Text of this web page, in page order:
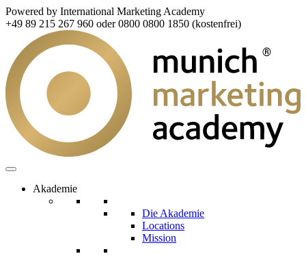
Powered by International Marketing Academy
+49 89 215 267 960 oder 0800 0800 1850 (kostenfrei)
Akademie
Die Akademie
Locations
Mission